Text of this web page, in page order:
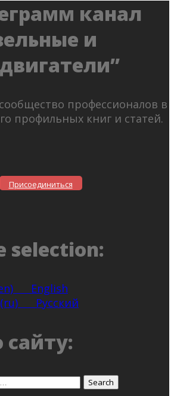
канал
и
профессионалов в
профильных книг и статей.
Присоединиться
selection:
English
Русский
сайту: